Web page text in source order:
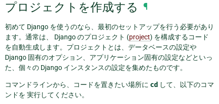
プロジェクトを作成する ¶
初めて Django を使うのなら、最初のセットアップを行う必要があり
ます。通常は、 Django のプロジェクト (project) を構成するコード
を自動生成します。プロジェクトとは、データベースの設定や
Django 固有のオプション、アプリケーション固有の設定などといっ
た、個々の Django インスタンスの設定を集めたものです。
コマンドラインから、コードを置きたい場所に cd して、以下のコマ
ンドを 実行してください。